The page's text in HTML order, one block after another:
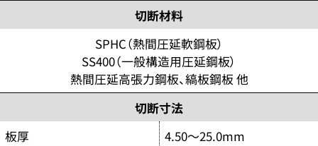
切断材料
SPHC（熱間圧延軟鋼板）
SS400（一般構造用圧延鋼板）
熱間圧延高張力鋼板、縞板鋼板 他
切断寸法
板厚
4.50～25.0mm